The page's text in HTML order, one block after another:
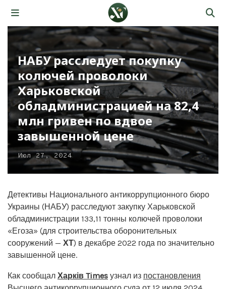
НАБУ расследует покупку
колючей проволоки
Харьковской
обладминистрацией на 82,4
млн гривен по вдвое
завышенной цене
Июл 27, 2024
Детективы Национального антикоррупционного бюро
Украины (НАБУ) расследуют закупку Харьковской
обладминистрации 133,11 тонны колючей проволоки
«Егоза» (для строительства оборонительных
сооружений — ХТ) в декабре 2022 года по значительно
завышенной цене.
Как сообщал Харків Times узнал из постановления